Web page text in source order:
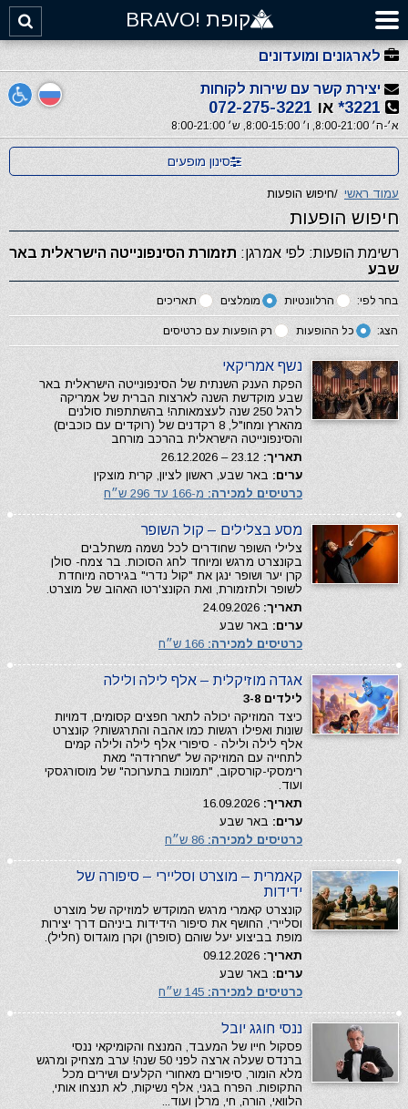
קופת !BRAVO
לארגונים ומועדונים
יצירת קשר עם שירות לקוחות
3221* או 072-275-3221
א׳-ה׳ 8:00-21:00, ו׳ 8:00-15:00, ש׳ 8:00-21:00
סינון מופעים
עמוד ראשי /חיפוש הופעות
חיפוש הופעות
רשימת הופעות: לפי אמרגן: תזמורת הסינפונייטה הישראלית באר
שבע
בחר לפי: הרלוונטיות מומלצים תאריכים
הצג: כל ההופעות רק הופעות עם כרטיסים
נשף אמריקאי
הפקת הענק השנתית של הסינפונייטה הישראלית באר
שבע מוקדשת השנה לארצות הברית של אמריקה
לרגל 250 שנה לעצמאותה! בהשתתפות סולנים
מהארץ ומחו"ל, 8 רקדנים של (רוקדים עם כוכבים)
והסינפונייטה הישראלית בהרכב מורחב
תאריך:
ערים: באר שבע, ראשון לציון, קרית מוצקין
כרטיסים למכירה: מ-166 עד 296 ש״ח
מסע בצלילים – קול השופר
צלילי השופר שחודרים לכל נשמה משתלבים
בקונצרט מרגש ומיוחד לחג הסוכות. בר צמח- סולן
קרן יער ושופר ינגן את "קול נדרי" בגירסה מיוחדת
לשופר ולתזמורת, ואת הקונצ'רטו האהוב של מוצרט.
תאריך:
ערים: באר שבע
כרטיסים למכירה:
אגדה מוזיקלית – אלף לילה ולילה
לילדים 3-8
כיצד המוזיקה יכולה לתאר חפצים קסומים, דמויות
שונות ואפילו רגשות כמו אהבה והתרגשות? קונצרט
אלף לילה ולילה - סיפורי אלף לילה ולילה קמים
לתחייה עם המוזיקה של "שחרזדה" מאת
רימסקי-קורסקוב, "תמונות בתערוכה" של מוסורגסקי
ועוד.
תאריך:
ערים: באר שבע
כרטיסים למכירה:
קאמרית – מוצרט וסליירי – סיפורה של
ידידות
קונצרט קאמרי מרגש המוקדש למוזיקה של מוצרט
וסליירי, החושף את סיפור הידידות ביניהם דרך יצירות
מופת בביצוע יעל שוהם (סופרן) וקרן מוגדוס (חליל).
תאריך:
ערים: באר שבע
כרטיסים למכירה:
ננסי חוגג יובל
פסקול חייו של המעבד, המנצח והקומיקאי ננסי
ברנדס שעלה ארצה לפני 50 שנה! ערב מצחיק ומרגש
מלא הומור, סיפורים מאחורי הקלעים ושירים מכל
התקופות. הפרח בגני, אלף נשיקות, לא תנצחו אותי,
הלוואי, הורה, חי, מרלן ועוד...